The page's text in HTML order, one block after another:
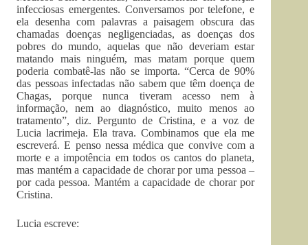
infecciosas emergentes. Conversamos por telefone, e
ela desenha com palavras a paisagem obscura das
chamadas doenças negligenciadas, as doenças dos
pobres do mundo, aquelas que não deveriam estar
matando mais ninguém, mas matam porque quem
poderia combatê-las não se importa. “Cerca de 90%
das pessoas infectadas não sabem que têm doença de
Chagas, porque nunca tiveram acesso nem à
informação, nem ao diagnóstico, muito menos ao
tratamento”, diz. Pergunto de Cristina, e a voz de
Lucia lacrimeja. Ela trava. Combinamos que ela me
escreverá. E penso nessa médica que convive com a
morte e a impotência em todos os cantos do planeta,
mas mantém a capacidade de chorar por uma pessoa –
por cada pessoa. Mantém a capacidade de chorar por
Cristina.
Lucia escreve: